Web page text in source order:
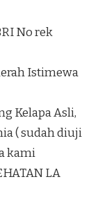
No rek
Istimewa
Kelapa Asli,
( sudah diuji
kami
LA